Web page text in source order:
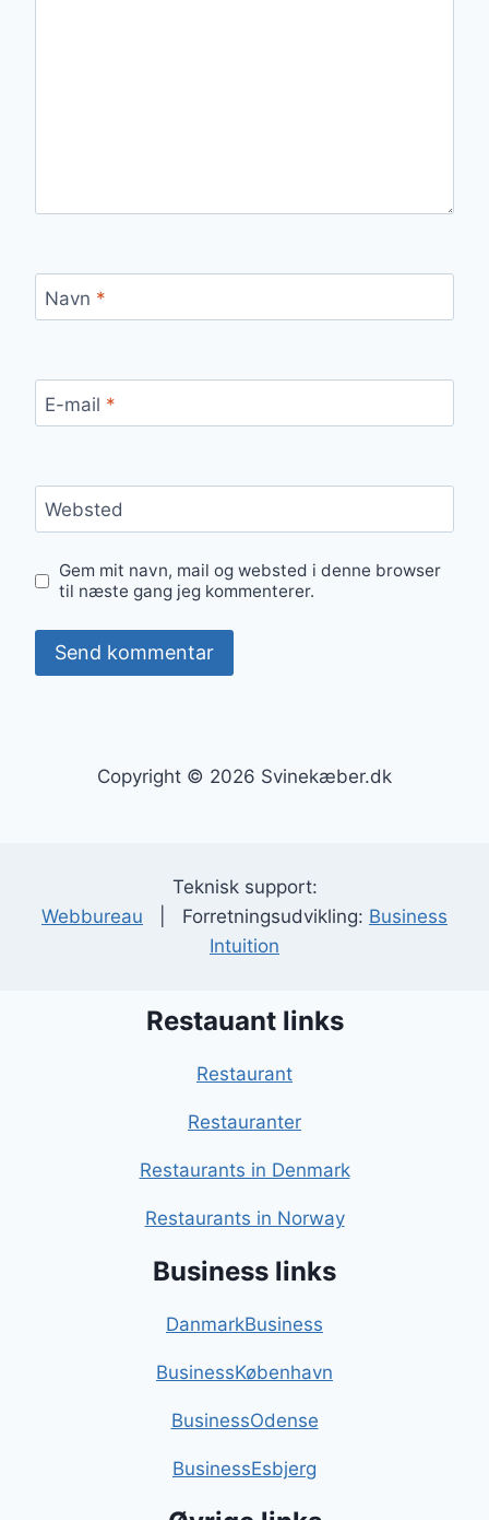
Navn *
E-mail *
Websted
Gem mit navn, mail og websted i denne browser
til næste gang jeg kommenterer.
Copyright © 2026 Svinekæber.dk
Teknisk support:
Webbureau | Forretningsudvikling: Business
Intuition
Restauant links
Restaurant
Restauranter
Restaurants in Denmark
Restaurants in Norway
Business links
DanmarkBusiness
BusinessKøbenhavn
BusinessOdense
BusinessEsbjerg